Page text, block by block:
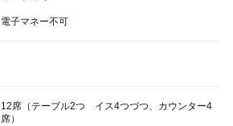
電子マネー不可
12席（テーブル2つ イス4つづつ、カウンター4
席）